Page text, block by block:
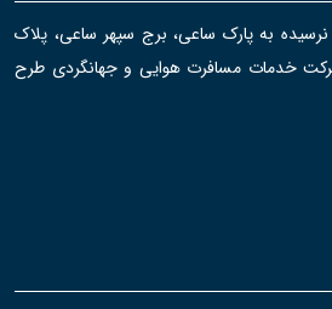
نرسیده به پارک ساعی، برج سپهر ساعی، پلاک
طبقه اول، واحد ۱۰، شرکت خدمات مسافرت هوایی و جهانگردی طرح